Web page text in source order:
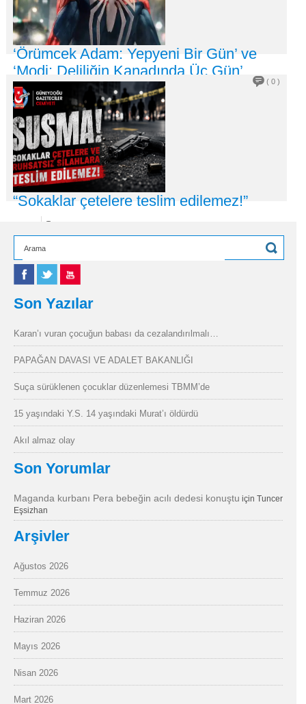
‘Örümcek Adam: Yepyeni Bir Gün’ ve
‘Modi: Deliliğin Kanadında Üç Gün’
filmleri vizyonda
03
2026
Aslı SELÇUK Bu haftanın öne çıkan yapımları arasında Tom
Holland’lı “Ö
“Sokaklar çetelere teslim edilemez!”
Tem
( 0 )
Güneydoğu Gazeteciler Cemiyeti (GGC); Diyarbakır’da gazeteci
Mürsel Acay’ın silahlı
Son Yazılar
Karan’ı vuran çocuğun babası da cezalandırılmalı…
PAPAĞAN DAVASI VE ADALET BAKANLIĞI
Suça sürüklenen çocuklar düzenlemesi TBMM’de
15 yaşındaki Y.S. 14 yaşındaki Murat’ı öldürdü
Akıl almaz olay
Son Yorumlar
Maganda kurbanı Pera bebeğin acılı dedesi konuştu için Tuncer
Eşsizhan
Arşivler
Ağustos 2026
Temmuz 2026
Haziran 2026
Mayıs 2026
Nisan 2026
Mart 2026